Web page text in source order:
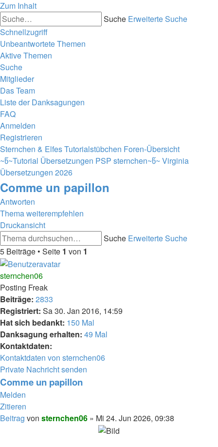
Zum Inhalt
Suche Erweiterte Suche
Schnellzugriff
Unbeantwortete Themen
Aktive Themen
Suche
Mitglieder
Das Team
Liste der Danksagungen
FAQ
Anmelden
Registrieren
Sternchen & Elfes Tutorialstübchen Foren-Übersicht
~წ~Tutorial Übersetzungen PSP sternchen~წ~ Virginia
Übersetzungen 2026
Comme un papillon
Antworten
Thema weiterempfehlen
Druckansicht
Suche Erweiterte Suche
5 Beiträge • Seite 1 von 1
sternchen06
Posting Freak
Beiträge: 2833
Registriert: Sa 30. Jan 2016, 14:59
Hat sich bedankt: 150 Mal
Danksagung erhalten: 49 Mal
Kontaktdaten:
Kontaktdaten von sternchen06
Private Nachricht senden
Comme un papillon
Melden
Zitieren
Beitrag von sternchen06 » Mi 24. Jun 2026, 09:38